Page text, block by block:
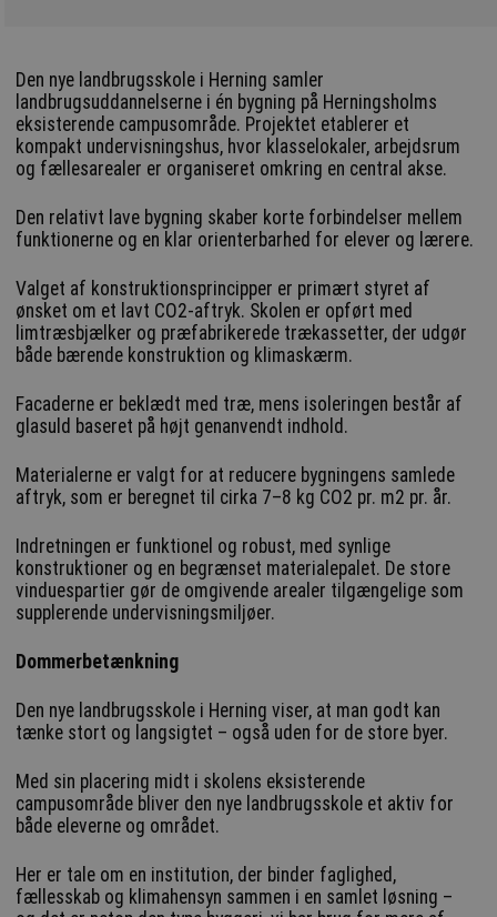
Den nye landbrugsskole i Herning samler
landbrugsuddannelserne i én bygning på Herningsholms
eksisterende campusområde. Projektet etablerer et
kompakt undervisningshus, hvor klasselokaler, arbejdsrum
og fællesarealer er organiseret omkring en central akse.
Den relativt lave bygning skaber korte forbindelser mellem
funktionerne og en klar orienterbarhed for elever og lærere.
Valget af konstruktionsprincipper er primært styret af
ønsket om et lavt CO2-aftryk. Skolen er opført med
limtræsbjælker og præfabrikerede trækassetter, der udgør
både bærende konstruktion og klimaskærm.
Facaderne er beklædt med træ, mens isoleringen består af
glasuld baseret på højt genanvendt indhold.
Materialerne er valgt for at reducere bygningens samlede
aftryk, som er beregnet til cirka 7–8 kg CO2 pr. m2 pr. år.
Indretningen er funktionel og robust, med synlige
konstruktioner og en begrænset materialepalet. De store
vinduespartier gør de omgivende arealer tilgængelige som
supplerende undervisningsmiljøer.
Dommerbetænkning
Den nye landbrugsskole i Herning viser, at man godt kan
tænke stort og langsigtet – også uden for de store byer.
Med sin placering midt i skolens eksisterende
campusområde bliver den nye landbrugsskole et aktiv for
både eleverne og området.
Her er tale om en institution, der binder faglighed,
fællesskab og klimahensyn sammen i en samlet løsning –